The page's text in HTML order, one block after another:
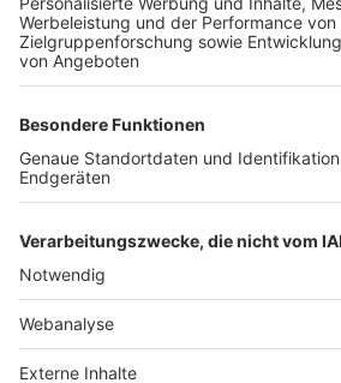
TOP-PARTNER
Nutzungsbedingungen Datenschutz